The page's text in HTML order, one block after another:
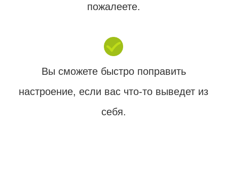
пожалеете.
Вы сможете быстро поправить
настроение, если вас что-то выведет из
себя.